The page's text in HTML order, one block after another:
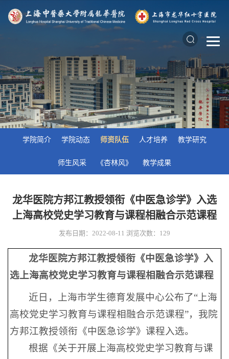
学院简介 学院动态 师资队伍 人才培养 教学研究
师生风采 《杏林风》 教学成果
龙华医院方邦江教授领衔《中医急诊学》入选
上海高校党史学习教育与课程相融合示范课程​
发布日期：2022-08-11 浏览次数： 129
龙华医院方邦江教授领衔《中医急诊学》入
选上海高校党史学习教育与课程相融合示范课程
近日，上海市学生德育发展中心公布了“上海
高校党史学习教育与课程相融合示范课程”，我院
方邦江教授领衔《中医急诊学》课程入选。
根据《关于开展上海高校党史学习教育与课